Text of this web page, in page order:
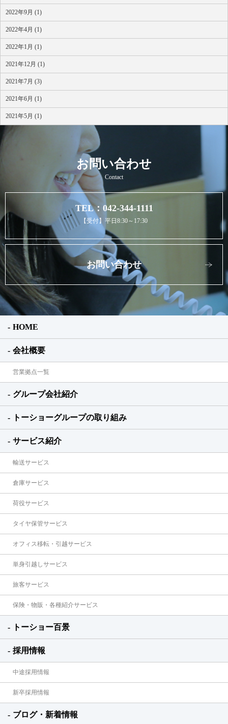
2022年9月 (1)
2022年4月 (1)
2022年1月 (1)
2021年12月 (1)
2021年7月 (3)
2021年6月 (1)
2021年5月 (1)
お問い合わせ
Contact
TEL：042-344-1111
【受付】平日8:30～17:30
お問い合わせ
HOME
会社概要
営業拠点一覧
グループ会社紹介
トーショーグループの取り組み
サービス紹介
輸送サービス
倉庫サービス
荷役サービス
タイヤ保管サービス
オフィス移転・引越サービス
単身引越しサービス
旅客サービス
保険・物販・各種紹介サービス
トーショー百景
採用情報
中途採用情報
新卒採用情報
ブログ・新着情報